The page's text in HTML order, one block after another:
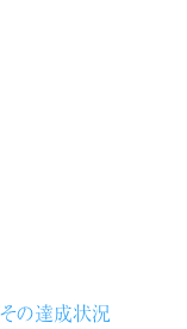
の達成状況